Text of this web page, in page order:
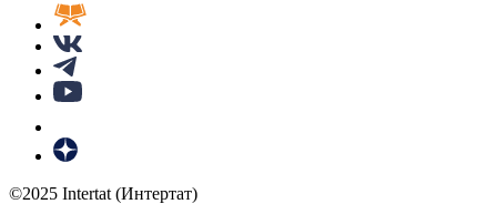
©2025 Intertat (Интертат)